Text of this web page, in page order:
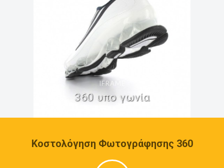
IFRAME
360 υπο γωνία
Κοστολόγηση Φωτογράφησης 360